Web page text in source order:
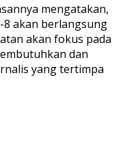
mengatakan,
8 akan berlangsung
akan fokus pada
dan
yang tertimpa